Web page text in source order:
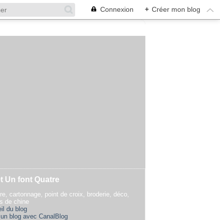
Connexion + Créer mon blog
Un font Quatre
cartonnage, point de croix, broderie, déco,
de chine
du blog
blog avec CanalBlog